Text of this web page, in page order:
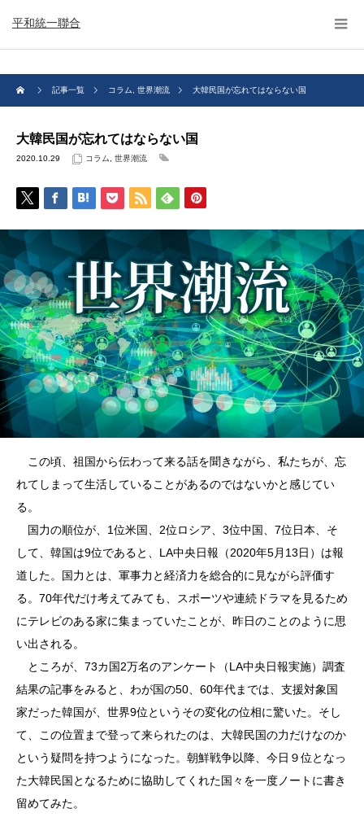
平和統一聯合
記事一覧 コラム 世界潮流 大韓民国が忘れてはならない国
大韓民国が忘れてはならない国
2020.10.29 コラム 世界潮流
この頃、祖国から伝わって来る話を聞きながら、私たちが、忘
れてしまって生活していることがあるのではないかと感じてい
る。
国力の順位が、1位米国、2位ロシア、3位中国、7位日本、そ
して、韓国は9位であると、LA中央日報（2020年5月13日）は報
道した。国力とは、軍事力と経済力を総合的に見ながら評価す
る。70年代だけ考えてみても、スポーツや連続ドラマを見るため
にテレビのある家に集まっていたことが、昨日のことのように思
い出される。
ところが、73カ国2万名のアンケート（LA中央日報実施）調査
結果の記事をみると、わが国の50、60年代までは、支援対象国
家だった韓国が、世界9位というその変化の位相に驚いた。そし
て、この位置まで登って来られたのは、大韓民国の力だけなのか
という疑問を持つようになった。朝鮮戦争以降、今日９位となっ
た大韓民国となるために協助してくれた国々を一度ノートに書き
留めてみた。